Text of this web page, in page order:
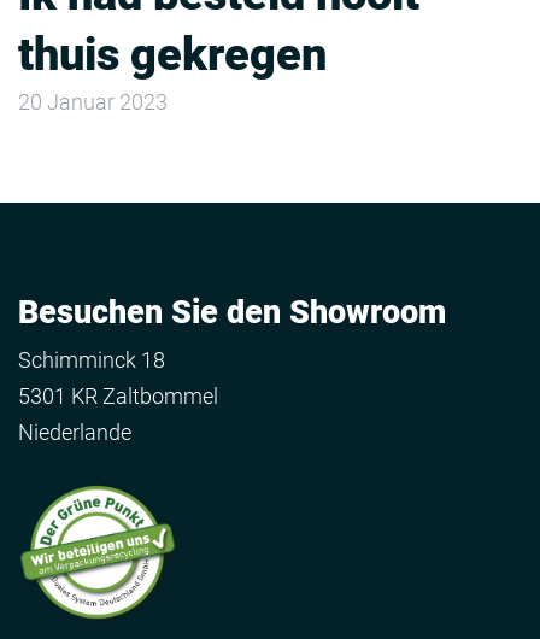
thuis gekregen
20 Januar 2023
Besuchen Sie den Showroom
Schimminck 18
5301 KR Zaltbommel
Niederlande